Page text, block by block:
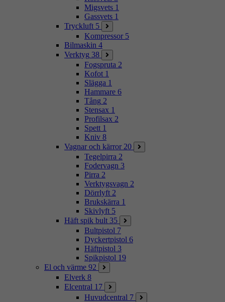
Migsvets 1
Gassvets 1
Tryckluft 5
Kompressor 5
Bilmaskin 4
Verktyg 38
Fogspruta 2
Kofot 1
Slägga 1
Hammare 6
Tång 2
Stensax 1
Profilsax 2
Spett 1
Kniv 8
Vagnar och kärror 20
Tegelpirra 2
Fodervagn 3
Pirra 2
Verktygsvagn 2
Dörrlyft 2
Brukskärra 1
Skivlyft 5
Häft spik bult 35
Bultpistol 7
Dyckertpistol 6
Häftpistol 3
Spikpistol 19
El och värme 92
Elverk 8
Elcentral 17
Huvudcentral 7